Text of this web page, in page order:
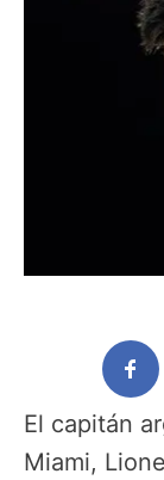
El capitán
Miami,